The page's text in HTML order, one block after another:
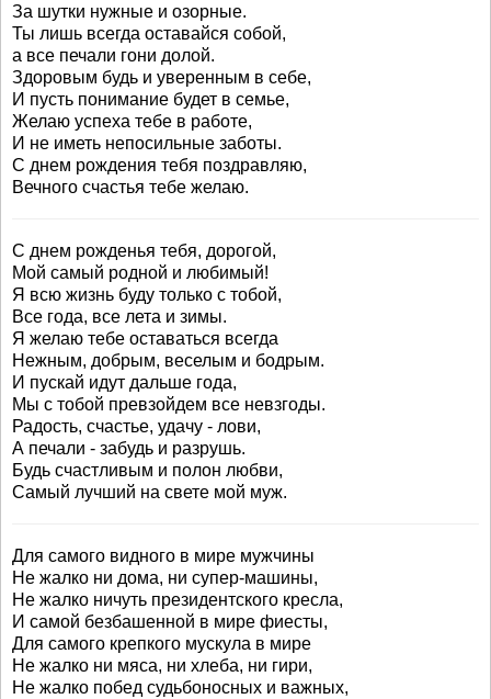
За шутки нужные и озорные.
Ты лишь всегда оставайся собой,
а все печали гони долой.
Здоровым будь и уверенным в себе,
И пусть понимание будет в семье,
Желаю успеха тебе в работе,
И не иметь непосильные заботы.
С днем рождения тебя поздравляю,
Вечного счастья тебе желаю.
С днем рожденья тебя, дорогой,
Мой самый родной и любимый!
Я всю жизнь буду только с тобой,
Все года, все лета и зимы.
Я желаю тебе оставаться всегда
Нежным, добрым, веселым и бодрым.
И пускай идут дальше года,
Мы с тобой превзойдем все невзгоды.
Радость, счастье, удачу - лови,
А печали - забудь и разрушь.
Будь счастливым и полон любви,
Самый лучший на свете мой муж.
Для самого видного в мире мужчины
Не жалко ни дома, ни супер-машины,
Не жалко ничуть президентского кресла,
И самой безбашенной в мире фиесты,
Для самого крепкого мускула в мире
Не жалко ни мяса, ни хлеба, ни гири,
Не жалко побед судьбоносных и важных,